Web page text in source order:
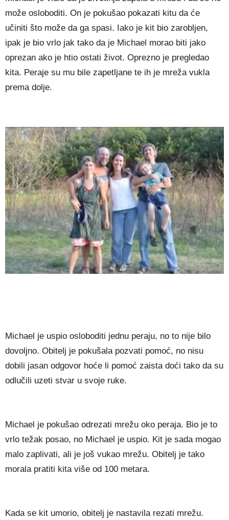
može osloboditi. On je pokušao pokazati kitu da će
učiniti što može da ga spasi. Iako je kit bio zarobljen,
ipak je bio vrlo jak tako da je Michael morao biti jako
oprezan ako je htio ostati život. Oprezno je pregledao
kita. Peraje su mu bile zapetljane te ih je mreža vukla
prema dolje.
Michael je uspio osloboditi jednu peraju, no to nije bilo
dovoljno. Obitelj je pokušala pozvati pomoć, no nisu
dobili jasan odgovor hoće li pomoć zaista doći tako da su
odlučili uzeti stvar u svoje ruke.
Michael je pokušao odrezati mrežu oko peraja. Bio je to
vrlo težak posao, no Michael je uspio. Kit je sada mogao
malo zaplivati, ali je još vukao mrežu. Obitelj je tako
morala pratiti kita više od 100 metara.
Kada se kit umorio, obitelj je nastavila rezati mrežu.